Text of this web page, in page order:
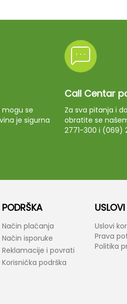
mogu se
je sigurna
Call Centar
Za sva pitanja i
obratite se
2771-300 i (069)
PODRŠKA
Način plaćanja
Način isporuke
Reklamacije i povrati
Korisnička podrška
Uslovi
Prava
Politika